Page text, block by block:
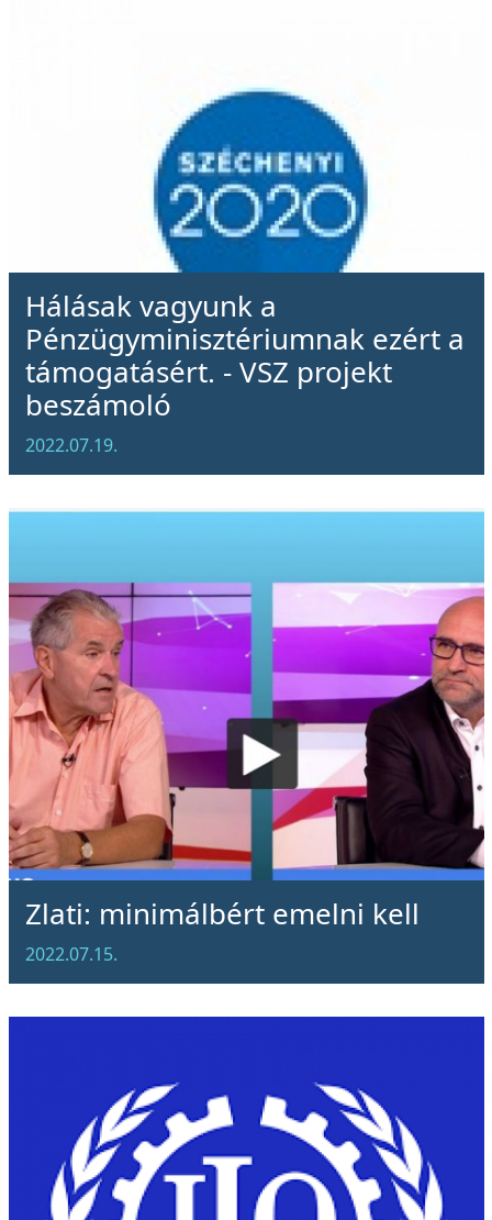
Hálásak vagyunk a
Pénzügyminisztériumnak ezért a
támogatásért. - VSZ projekt
beszámoló
2022.07.19.
Zlati: minimálbért emelni kell
2022.07.15.